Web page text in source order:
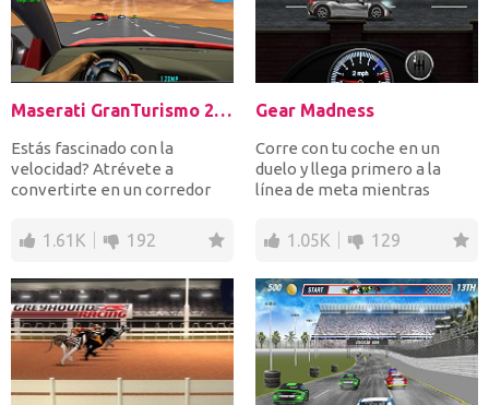
Maserati GranTurismo 2018
Estás fascinado con la
velocidad? Atrévete a
convertirte en un corredor
de...
1.61K 192
Gear Madness
Corre con tu coche en un
duelo y llega primero a la
línea de meta mientras
1.05K 129